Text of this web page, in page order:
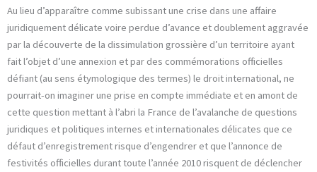
Au lieu d’apparaître comme subissant une crise dans une affaire
juridiquement délicate voire perdue d’avance et doublement aggravée
par la découverte de la dissimulation grossière d’un territoire ayant
fait l’objet d’une annexion et par des commémorations officielles
défiant (au sens étymologique des termes) le droit international, ne
pourrait-on imaginer une prise en compte immédiate et en amont de
cette question mettant à l’abri la France de l’avalanche de questions
juridiques et politiques internes et internationales délicates que ce
défaut d’enregistrement risque d’engendrer et que l’annonce de
festivités officielles durant toute l’année 2010 risquent de déclencher